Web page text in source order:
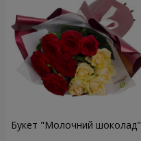
Букет "Молочний шоколад"